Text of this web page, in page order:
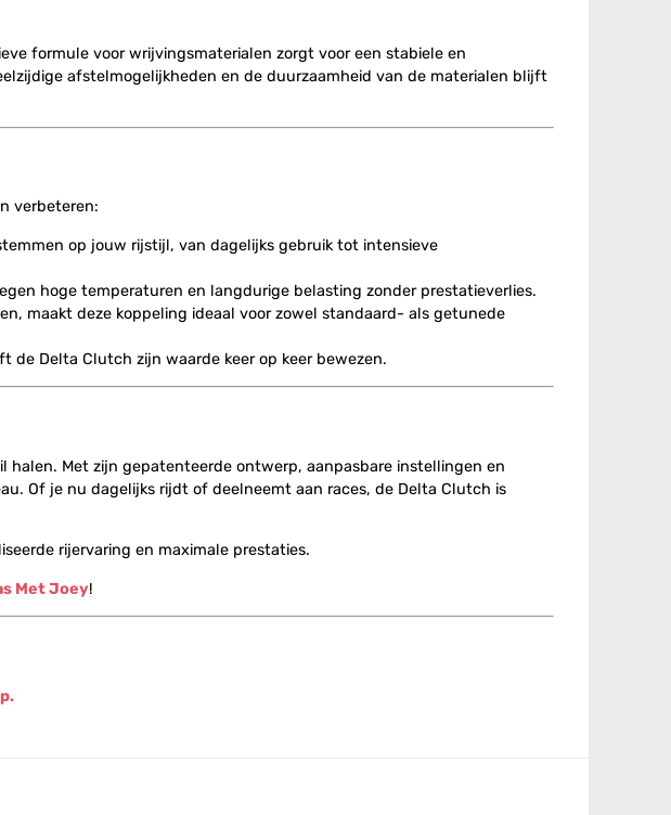
formule voor wrijvingsmaterialen zorgt voor een stabiele en
afstelmogelijkheden en de duurzaamheid van de materialen blijft
verbeteren:
op jouw rijstijl, van dagelijks gebruik tot intensieve
hoge temperaturen en langdurige belasting zonder prestatieverlies.
maakt deze koppeling ideaal voor zowel standaard- als getunede
Delta Clutch zijn waarde keer op keer bewezen.
halen. Met zijn gepatenteerde ontwerp, aanpasbare instellingen en
Of je nu dagelijks rijdt of deelneemt aan races, de Delta Clutch is
rijervaring en maximale prestaties.
Met Joey!